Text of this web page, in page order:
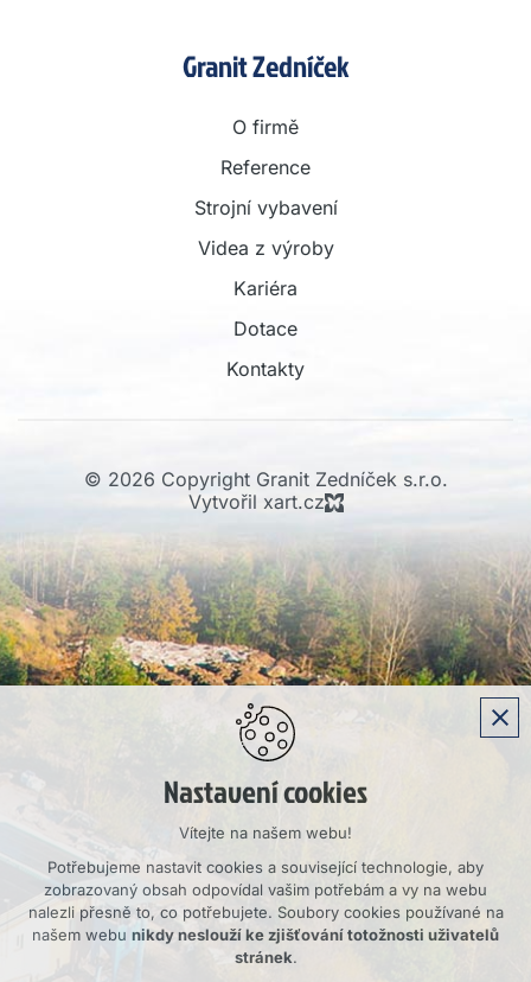
Granit Zedníček
O firmě
Reference
Strojní vybavení
Videa z výroby
Kariéra
Dotace
Kontakty
© 2026 Copyright Granit Zedníček s.r.o.
Vytvořil xart.cz
Nastavení cookies
Vítejte na našem webu!
Potřebujeme nastavit cookies a související technologie, aby
zobrazovaný obsah odpovídal vašim potřebám a vy na webu
nalezli přesně to, co potřebujete. Soubory cookies používané na
našem webu nikdy neslouží ke zjišťování totožnosti uživatelů
stránek.